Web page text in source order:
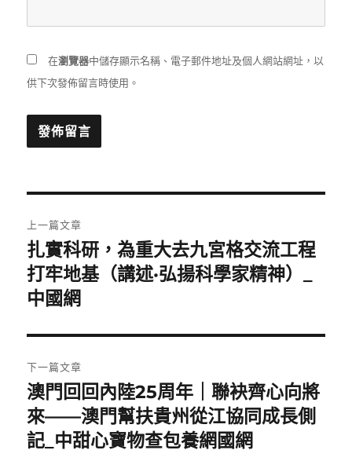
在瀏覽器中儲存顯示名稱、電子郵件地址及個人網站網址，以
供下次發佈留言時使用。
章
導
覽
上一篇文章
上
一
篇
章:
扎實科研，為重大去九宮格交流工程
打牢地基（講述·弘揚科學家精神）_
中國網
下一篇文章
下
一
篇
澳門回回內陸25周年｜聯袂齊心向將
來——澳門幫扶貴州從江協同成長側
記_中甜心寶物查包養網國網